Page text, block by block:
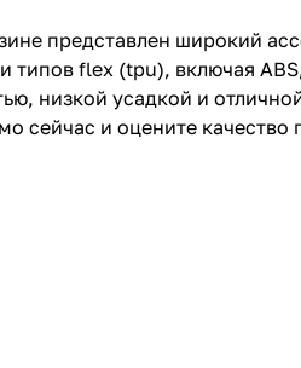
представлен широкий
типов flex (tpu), включая
низкой усадкой и
сейчас и оцените качество